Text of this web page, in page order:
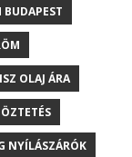
OLAJ ÁRA
NYÍLÁSZÁRÓK